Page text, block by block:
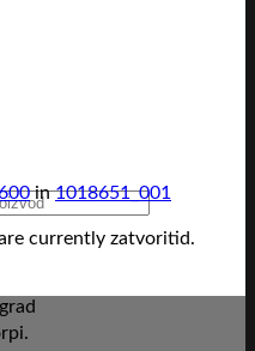
in1018651_001
currently zatvoritid.